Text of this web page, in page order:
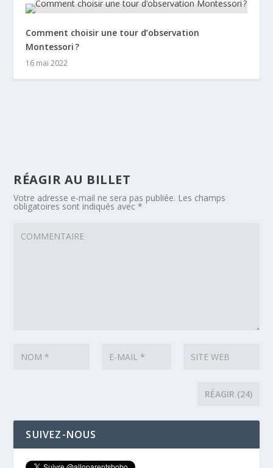
Comment choisir une tour d’observation
Montessori ?
16 mai 2022
RÉAGIR AU BILLET
Votre adresse e-mail ne sera pas publiée. Les champs
obligatoires sont indiqués avec*
SUIVEZ-NOUS